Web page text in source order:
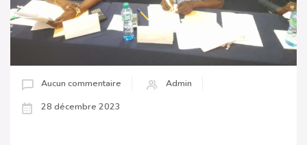
Aucun commentaire
Admin
28 décembre 2023